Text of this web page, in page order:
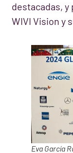
destacadas, y
WIVI Vision y
Eva García